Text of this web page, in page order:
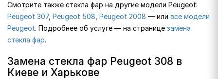
Смотрите также стекла фар на другие модели Peugeot:
Peugeot 307, Peugeot 508 Peugeot 2008 — или все модели
Peugeot. Подробнее об услуге — на странице замена
стекла фар.
Замена стекла фар Peugeot 308 в
Киеве и Харькове